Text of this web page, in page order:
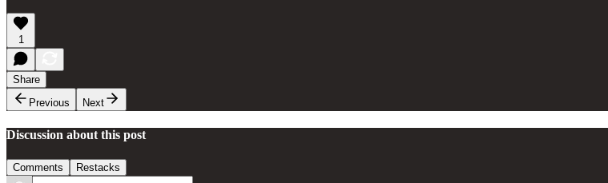
1
Share
Previous
Next
Discussion about this post
Comments Restacks